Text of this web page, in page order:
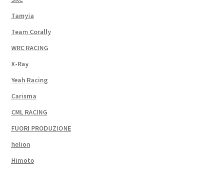
Tamyia
Team Corally
WRC RACING
X-Ray
Yeah Racing
Carisma
CML RACING
FUORI PRODUZIONE
helion
Himoto